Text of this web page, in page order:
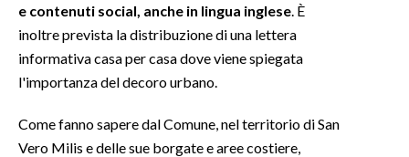
#CARAUNIONE
e contenuti social, anche in lingua inglese . È
inoltre prevista la distribuzione di una lettera
informativa casa per casa dove viene spiegata
l'importanza del decoro urbano.
Come fanno sapere dal Comune, nel territorio di San
Vero Milis e delle sue borgate e aree costiere,